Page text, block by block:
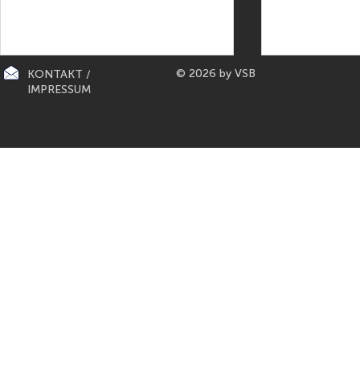
KONTAKT /
IMPRESSUM
© 2026 by VSB